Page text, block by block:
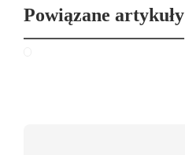
Powiązane artykuły